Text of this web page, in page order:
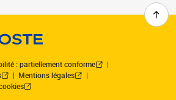
: partiellement conforme
Mentions légales